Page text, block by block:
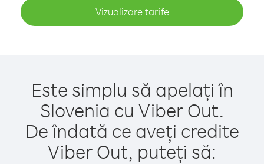
Vizualizare tarife
Este simplu să apelați în
Slovenia cu Viber Out.
De îndată ce aveți credite
Viber Out, puteți să: